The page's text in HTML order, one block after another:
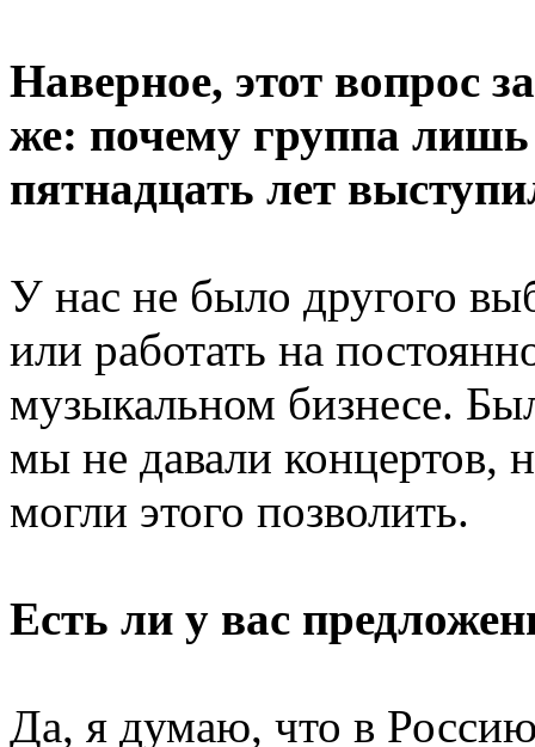
Наверное, этот вопрос
же: почему группа лишь
пятнадцать лет
У нас не было другого
или работать на
музыкальном бизнесе.
мы не давали концертов,
могли этого позволить.
Есть ли у вас
Да, я думаю, что в